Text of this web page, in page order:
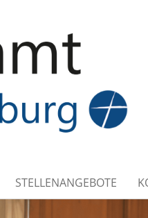
STELLENANGEBOTE